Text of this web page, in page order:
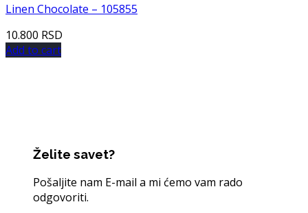
Linen Chocolate – 105855
10.800 RSD
Add to cart
Želite savet?
Pošaljite nam E-mail a mi ćemo vam rado
odgovoriti.